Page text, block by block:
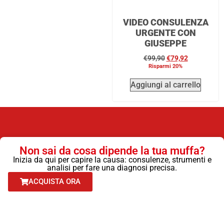
VIDEO CONSULENZA
URGENTE CON
GIUSEPPE
€99,90 €79,92
Risparmi 20%
Aggiungi al carrello
Non sai da cosa dipende la tua muffa?
Inizia da qui per capire la causa: consulenze, strumenti e
analisi per fare una diagnosi precisa.
ACQUISTA ORA